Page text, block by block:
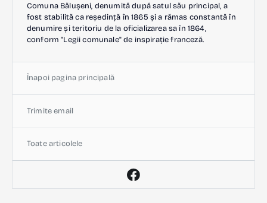
Comuna Bălușeni, denumită după satul său principal, a
fost stabilită ca reședință în 1865 și a rămas constantă în
denumire și teritoriu de la oficializarea sa în 1864,
conform "Legii comunale" de inspirație franceză.
Înapoi pagina principală
Trimite email
Toate articolele